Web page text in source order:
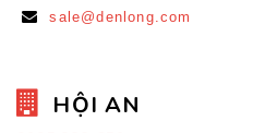
sale@denlong.com
HỘI AN